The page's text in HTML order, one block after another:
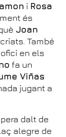
i Rosa
és
Joan
També
en els
fa un
Viñas
jugant a
dalt de
alegre de